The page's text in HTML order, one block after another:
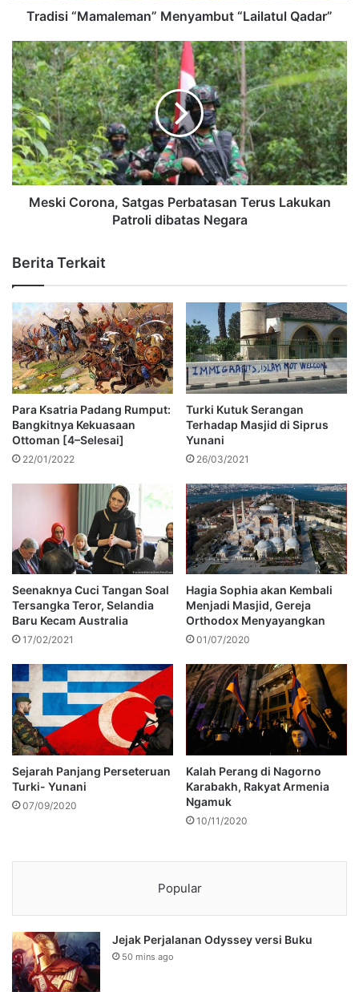
Tradisi “Mamaleman” Menyambut “Lailatul Qadar”
Meski Corona, Satgas Perbatasan Terus Lakukan
Patroli dibatas Negara
Berita Terkait
Para Ksatria Padang Rumput:
Bangkitnya Kekuasaan
Ottoman [4–Selesai]
22/01/2022
Turki Kutuk Serangan
Terhadap Masjid di Siprus
Yunani
26/03/2021
Seenaknya Cuci Tangan Soal
Tersangka Teror, Selandia
Baru Kecam Australia
17/02/2021
Hagia Sophia akan Kembali
Menjadi Masjid, Gereja
Orthodox Menyayangkan
01/07/2020
Sejarah Panjang Perseteruan
Turki- Yunani
07/09/2020
Kalah Perang di Nagorno
Karabakh, Rakyat Armenia
Ngamuk
10/11/2020
Popular
Jejak Perjalanan Odyssey versi Buku
50 mins ago